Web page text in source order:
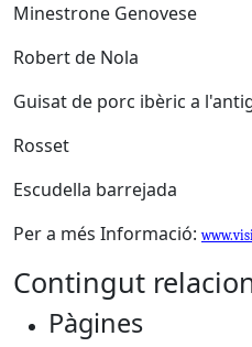
Minestrone Genovese
Robert de Nola
Guisat de porc ibèric a
Rosset
Escudella barrejada
Per a més Informació:
Contingut
Pàgines